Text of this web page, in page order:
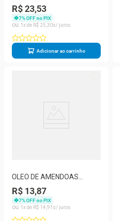
ESSENCE LAVANDA 250 ML
R$ 23,53
7% OFF no PIX
1
R$ 25 30
Adicionar ao carrinho
OLEO DE AMENDOAS
CORPORAL COCO 100ML
MURIEL
R$ 13,87
7% OFF no PIX
1
R$ 14 91